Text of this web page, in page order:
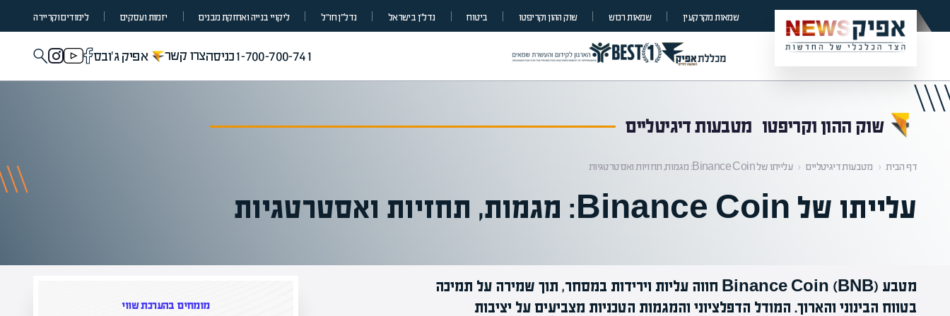
שמאות מקרקעין שמאות רכוש שוק ההון וקריפטו ביטוח נדל”ן בישראל נדל״ן חו״ל ליקויי בנייה ואחזקת מבנים יזמות ועסקים לימודים וקריירה
1-700-700-741כניסהצרו קשר אפיק ג'ובס
שוק ההון וקריפטו מטבעות דיגיטליים
דף הבית ‹ מטבעות דיגיטליים ‹ עלייתו של Binance Coin: מגמות, תחזיות ואסטרטגיות
עלייתו של Binance Coin: מגמות, תחזיות ואסטרטגיות
מטבע Binance Coin (BNB) חווה עליות וירידות במסחר, תוך שמירה על תמיכה
בטווח הבינוני והארוך. המודל הדפלציוני והמגמות הטכניות מצביעים על יציבות